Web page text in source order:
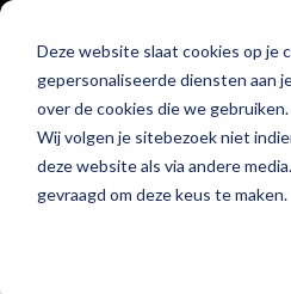
Deze website slaat cookies op je
gepersonaliseerde diensten aan
over de cookies die we gebruiken.
Wij volgen je sitebezoek niet
deze website als via andere
gevraagd om deze keus te maken.